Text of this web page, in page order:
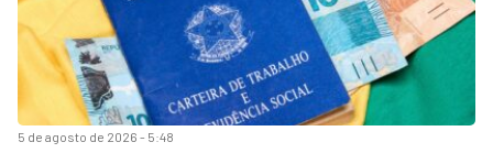
5 de agosto de 2026 - 5:48